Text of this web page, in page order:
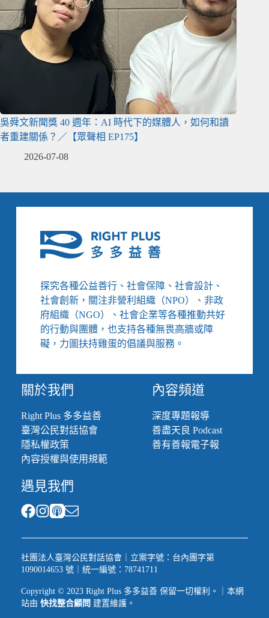
吳舜文新聞獎 40 週年：AI 時代下的媒體人，如何和讀
者重建關係？／【眾聲相 EP175】
2026-07-08
探究各種公益善行、社會保障、社會設計、
社會創新，關注非營利組織（NPO）、非政
府組織（NGO）、社會企業等各種推動共好
的行動與團體，也支持各種無畏高牆或障
礙，力圖扶持雞蛋的倡議與服務。
關於我們
Right Plus 多多益善
臺灣公民對話協會
隱私權政策
內容授權與使用規範
內容頻道
深度專題報導
善盡天良 Podcast
善有善報電子報
遇見我們
社團法人臺灣公民對話協會｜立案字號：台內團字第
1090014653 號｜統一編號：78741711
Copyright © 2023 Right Plus 多多益善 保留一切權利。｜本網
站由 快找整合顧問 建置維護。